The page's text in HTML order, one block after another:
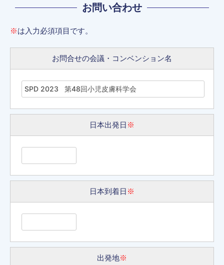
お問い合わせ
※は入力必須項目です。
お問合せの会議・コンベンション名
日本出発日 ※
日本到着日 ※
出発地※